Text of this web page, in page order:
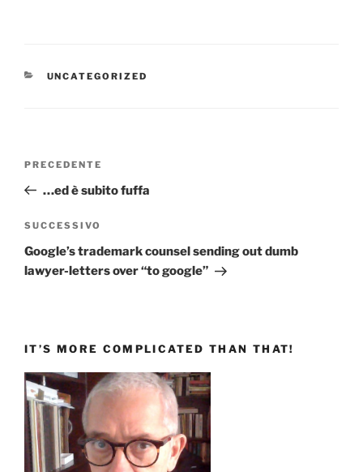
CATEGORIE
UNCATEGORIZED
Articolo
precedente:
PRECEDENTE
…ed è subito fuffa
Articolo
successivo
SUCCESSIVO
Google’s trademark counsel sending out dumb
lawyer-letters over “to google”
IT’S MORE COMPLICATED THAN THAT!